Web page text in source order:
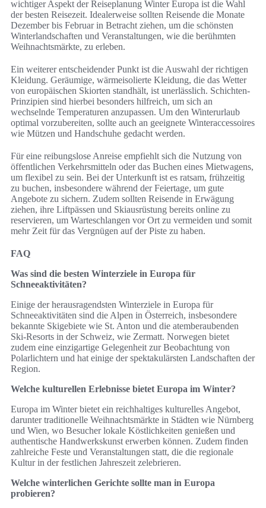
wichtiger Aspekt der Reiseplanung Winter Europa ist die Wahl
der besten Reisezeit. Idealerweise sollten Reisende die Monate
Dezember bis Februar in Betracht ziehen, um die schönsten
Winterlandschaften und Veranstaltungen, wie die berühmten
Weihnachtsmärkte, zu erleben.
Ein weiterer entscheidender Punkt ist die Auswahl der richtigen
Kleidung. Geräumige, wärmeisolierte Kleidung, die das Wetter
von europäischen Skiorten standhält, ist unerlässlich. Schichten-
Prinzipien sind hierbei besonders hilfreich, um sich an
wechselnde Temperaturen anzupassen. Um den Winterurlaub
optimal vorzubereiten, sollte auch an geeignete Winteraccessoires
wie Mützen und Handschuhe gedacht werden.
Für eine reibungslose Anreise empfiehlt sich die Nutzung von
öffentlichen Verkehrsmitteln oder das Buchen eines Mietwagens,
um flexibel zu sein. Bei der Unterkunft ist es ratsam, frühzeitig
zu buchen, insbesondere während der Feiertage, um gute
Angebote zu sichern. Zudem sollten Reisende in Erwägung
ziehen, ihre Liftpässen und Skiausrüstung bereits online zu
reservieren, um Warteschlangen vor Ort zu vermeiden und somit
mehr Zeit für das Vergnügen auf der Piste zu haben.
FAQ
Was sind die besten Winterziele in Europa für
Schneeaktivitäten?
Einige der herausragendsten Winterziele in Europa für
Schneeaktivitäten sind die Alpen in Österreich, insbesondere
bekannte Skigebiete wie St. Anton und die atemberaubenden
Ski-Resorts in der Schweiz, wie Zermatt. Norwegen bietet
zudem eine einzigartige Gelegenheit zur Beobachtung von
Polarlichtern und hat einige der spektakulärsten Landschaften der
Region.
Welche kulturellen Erlebnisse bietet Europa im Winter?
Europa im Winter bietet ein reichhaltiges kulturelles Angebot,
darunter traditionelle Weihnachtsmärkte in Städten wie Nürnberg
und Wien, wo Besucher lokale Köstlichkeiten genießen und
authentische Handwerkskunst erwerben können. Zudem finden
zahlreiche Feste und Veranstaltungen statt, die die regionale
Kultur in der festlichen Jahreszeit zelebrieren.
Welche winterlichen Gerichte sollte man in Europa
probieren?